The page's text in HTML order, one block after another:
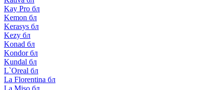
Kay Pro бл
Kemon бл
Kerasys бл
Kezy бл
Konad бл
Kondor бл
Kundal бл
L`Oreal бл
La Florentina бл